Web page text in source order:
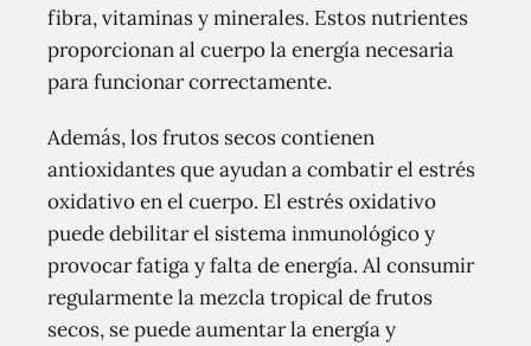
fibra, vitaminas y minerales. Estos nutrientes
proporcionan al cuerpo la energía necesaria
para funcionar correctamente.
Además, los frutos secos contienen
antioxidantes que ayudan a combatir el estrés
oxidativo en el cuerpo. El estrés oxidativo
puede debilitar el sistema inmunológico y
provocar fatiga y falta de energía. Al consumir
regularmente la mezcla tropical de frutos
secos, se puede aumentar la energía y